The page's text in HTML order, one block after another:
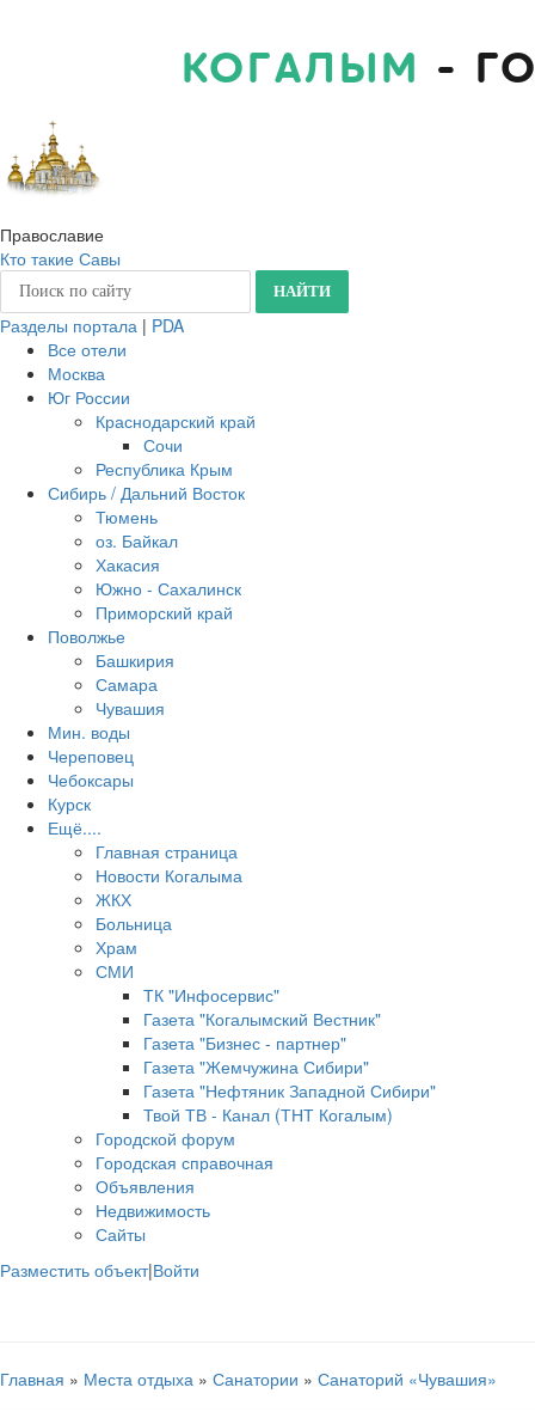
КОГАЛЫМ -
Православие
Кто такие Савы
Разделы портала | PDA
Все отели
Москва
Юг России
Краснодарский край
Сочи
Республика Крым
Сибирь / Дальний Восток
Тюмень
оз. Байкал
Хакасия
Южно - Сахалинск
Приморский край
Поволжье
Башкирия
Самара
Чувашия
Мин. воды
Череповец
Чебоксары
Курск
Ещё....
Главная страница
Новости Когалыма
ЖКХ
Больница
Храм
СМИ
ТК "Инфосервис"
Газета "Когалымский Вестник"
Газета "Бизнес - партнер"
Газета "Жемчужина Сибири"
Газета "Нефтяник Западной Сибири"
Твой ТВ - Канал (ТНТ Когалым)
Городской форум
Городская справочная
Объявления
Недвижимость
Сайты
Разместить объект|Войти
Главная » Места отдыха » Санатории » Санаторий «Чувашия»